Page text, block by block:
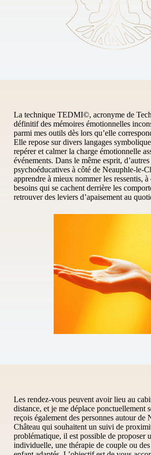
La technique TEDMI©, acronyme de
définitif des mémoires émotionnelles
parmi mes outils dès lors qu’elle
Elle repose sur divers langages
repérer et calmer la charge émotionnelle
événements. Dans le même esprit,
psychoéducatives à côté de Neauphle-le-
apprendre à mieux nommer les ressentis,
besoins qui se cachent derrière les
retrouver des leviers d’apaisement au
Les rendez-vous peuvent avoir lieu au
distance, et je me déplace ponctuellement
reçois également des personnes autour de
Château qui souhaitent un suivi de
problématique, il est possible de proposer
individuelle, une thérapie de couple ou